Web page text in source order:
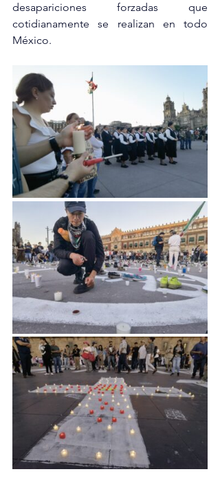
desapariciones forzadas que
cotidianamente se realizan en todo
México.